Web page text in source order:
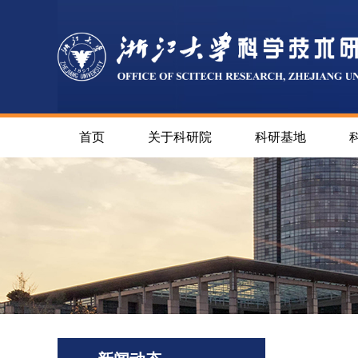
首页 关于科研院 科研基地